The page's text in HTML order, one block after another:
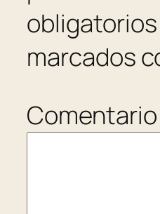
marcados
Comentario